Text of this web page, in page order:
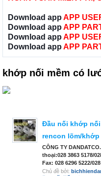
Download app APP
Download app APP
Download app APP
Download app APP
khớp nối mềm có
Đầu nối khớp
rencon lõm/
CÔNG TY
thoại:028 3863 5178/
Fax: 028 6296 5222/
Chủ đề bởi: